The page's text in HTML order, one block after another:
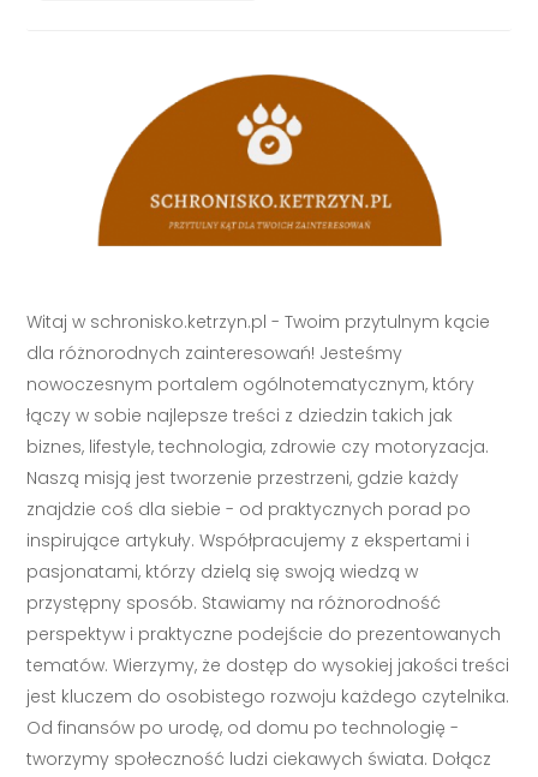
Witaj w schronisko.ketrzyn.pl - Twoim przytulnym kącie
dla różnorodnych zainteresowań! Jesteśmy
nowoczesnym portalem ogólnotematycznym, który
łączy w sobie najlepsze treści z dziedzin takich jak
biznes, lifestyle, technologia, zdrowie czy motoryzacja.
Naszą misją jest tworzenie przestrzeni, gdzie każdy
znajdzie coś dla siebie - od praktycznych porad po
inspirujące artykuły. Współpracujemy z ekspertami i
pasjonatami, którzy dzielą się swoją wiedzą w
przystępny sposób. Stawiamy na różnorodność
perspektyw i praktyczne podejście do prezentowanych
tematów. Wierzymy, że dostęp do wysokiej jakości treści
jest kluczem do osobistego rozwoju każdego czytelnika.
Od finansów po urodę, od domu po technologię -
tworzymy społeczność ludzi ciekawych świata. Dołącz